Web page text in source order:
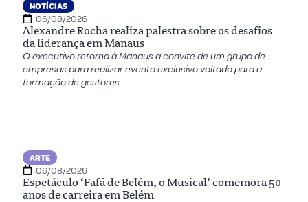
NOTÍCIAS
06/08/2026
Alexandre Rocha realiza palestra sobre os desafios
da liderança em Manaus
O executivo retorna à Manaus a convite de um grupo de
empresas para realizar evento exclusivo voltado para a
formação de gestores
ARTE
06/08/2026
Espetáculo ‘Fafá de Belém, o Musical’ comemora 50
anos de carreira em Belém